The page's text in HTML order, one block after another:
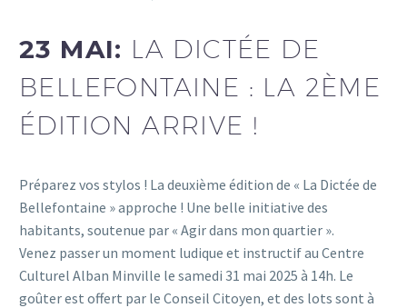
23 MAI: LA DICTÉE DE
BELLEFONTAINE : LA 2ÈME
ÉDITION ARRIVE !
Préparez vos stylos ! La deuxième édition de « La Dictée de
Bellefontaine » approche ! Une belle initiative des
habitants, soutenue par « Agir dans mon quartier ».
Venez passer un moment ludique et instructif au Centre
Culturel Alban Minville le samedi 31 mai 2025 à 14h. Le
goûter est offert par le Conseil Citoyen, et des lots sont à